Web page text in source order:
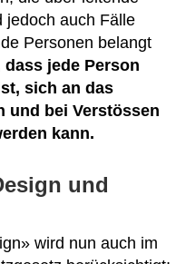
jedoch auch Fälle
Personen belangt
jede Person
sich an das
und bei Verstössen
kann.
und
wird nun auch im